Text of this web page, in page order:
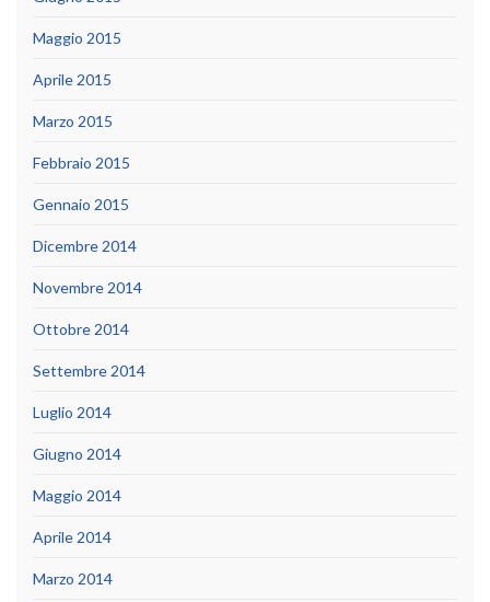
Maggio 2015
Aprile 2015
Marzo 2015
Febbraio 2015
Gennaio 2015
Dicembre 2014
Novembre 2014
Ottobre 2014
Settembre 2014
Luglio 2014
Giugno 2014
Maggio 2014
Aprile 2014
Marzo 2014